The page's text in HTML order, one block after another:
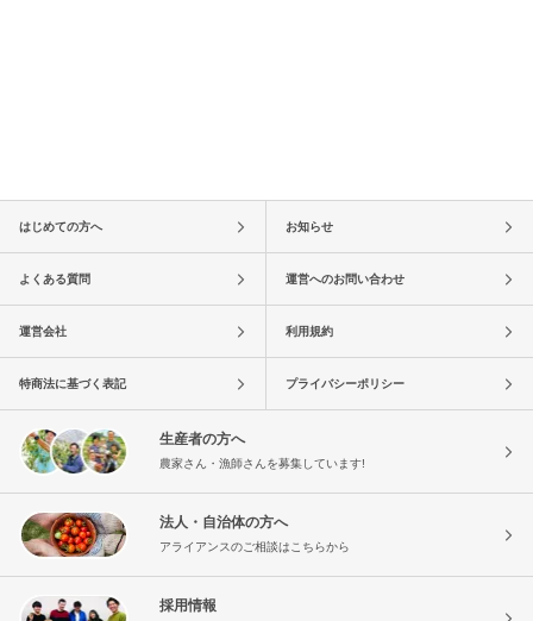
はじめての方へ お知らせ
よくある質問 運営へのお問い合わせ
運営会社 利用規約
特商法に基づく表記 プライバシーポリシー
生産者の方へ
農家さん・漁師さんを募集しています!
法人・自治体の方へ
アライアンスのご相談はこちらから
採用情報